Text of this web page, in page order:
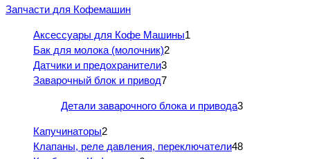
Запчасти для Кофемашин
Аксессуары для Кофе Машины1
Бак для молока (молочник)2
Датчики и предохранители3
Заварочный блок и привод7
Детали заварочного блока и привода3
Капучинаторы2
Клапаны, реле давления, переключатели48